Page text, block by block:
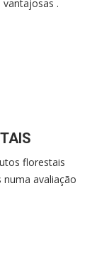
.
florestais
avaliação